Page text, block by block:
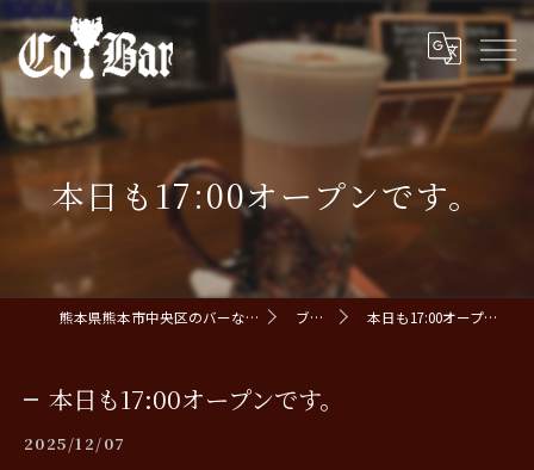
本日も17:00オープンです。
熊本県熊本市中央区のバーならCoBar ブログ 本日も17:00オープンです。
本日も17:00オープンです。
2025/12/07